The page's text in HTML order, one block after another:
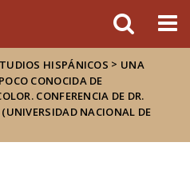
HISPÁNICOS > UNA
CONOCIDA DE
CONFERENCIA DE DR.
(UNIVERSIDAD NACIONAL DE